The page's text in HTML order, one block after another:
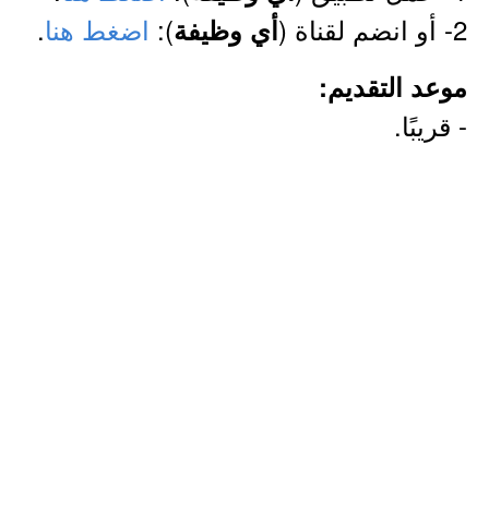
2- أو انضم لقناة (
أي وظيفة): اضغط هنا.
موعد التقديم:
- قريبًا.